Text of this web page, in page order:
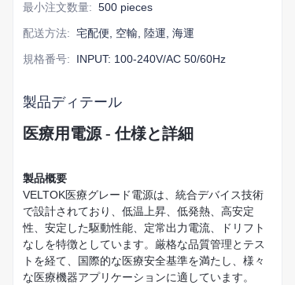
最小注文数量: 500 pieces
配送方法: 宅配便, 空輸, 陸運, 海運
規格番号: INPUT: 100-240V/AC 50/60Hz
製品ディテール
医療用電源 - 仕様と詳細
製品概要
VELTOK医療グレード電源は、統合デバイス技術
で設計されており、低温上昇、低発熱、高安定
性、安定した駆動性能、定常出力電流、ドリフト
なしを特徴としています。厳格な品質管理とテス
トを経て、国際的な医療安全基準を満たし、様々
な医療機器アプリケーションに適しています。